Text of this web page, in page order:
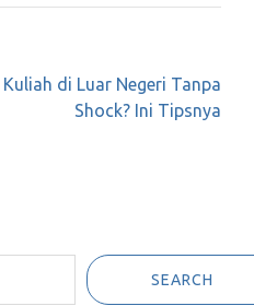
Kuliah di Luar Negeri Tanpa
Shock? Ini Tipsnya
SEARCH